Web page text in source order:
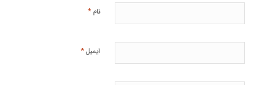
نام *
ایمیل*